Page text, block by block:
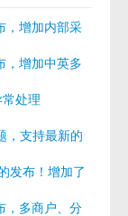
，增加内部采
，增加中英多
处理
，支持最新的
发布！增加了
，多商户、分